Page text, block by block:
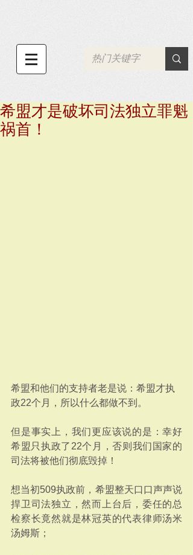
希盟才是破坏司法独立罪魁
祸首！
希盟和他们的支持者老是说：希盟才执
政22个月，所以什么都做不到。
但是事实上，我们更应该说的是：幸好
希盟只执政了22个月，否则我们国家的
司法将被他们彻底毁掉！
想当初509执政前，希盟整天口口声声说
捍卫司法独立，然而上台后，委任的总
检察长竟然就是林冠英的代表律师汤米
汤姆斯；